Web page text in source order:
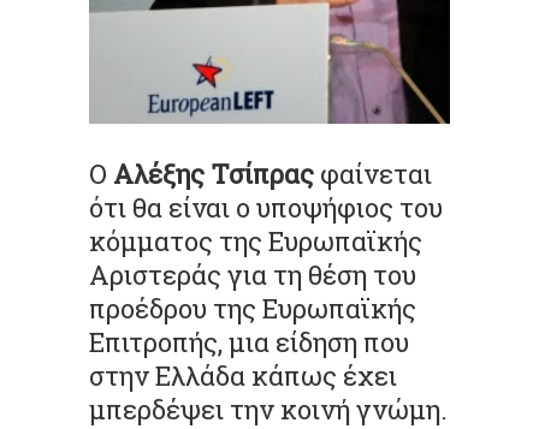
Ο Αλέξης Τσίπρας φαίνεται
ότι θα είναι ο υποψήφιος του
κόμματος της Ευρωπαϊκής
Αριστεράς για τη θέση του
προέδρου της Ευρωπαϊκής
Επιτροπής, μια είδηση που
στην Ελλάδα κάπως έχει
μπερδέψει την κοινή γνώμη.